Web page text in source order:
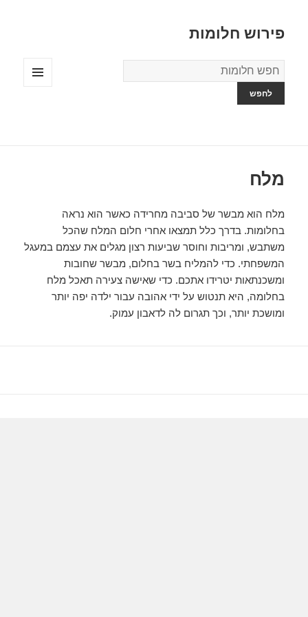
פירוש חלומות
מילון
החלומות
מלח
מלח הוא מבשר של סביבה מחרידה כאשר הוא נראה
בחלומות. בדרך כלל תמצאו אחרי חלום המלח שהכל
משתבש, ומריבות וחוסר שביעות רצון מגלים את עצמם במעגל
המשפחתי. כדי להמליח בשר בחלום, מבשר שחובות
ומשכנתאות יטרידו אתכם. כדי שאישה צעירה תאכל מלח
בחלומה, היא תנטוש על ידי אהובה עבור ילדה יפה יותר
ומושכת יותר, וכך תגרום לה לדאבון עמוק.